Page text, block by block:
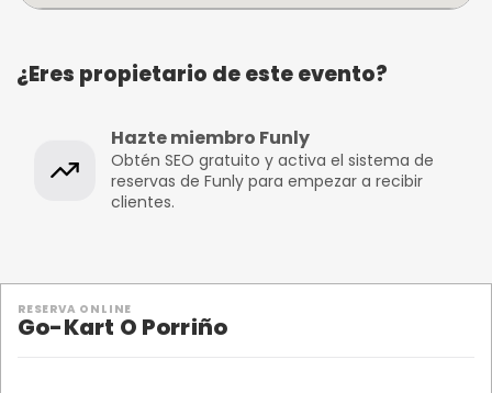
¿Eres propietario de este evento?
Hazte miembro Funly
Obtén SEO gratuito y activa el sistema de
reservas de Funly para empezar a recibir
clientes.
RESERVA ONLINE
Go-Kart O Porriño